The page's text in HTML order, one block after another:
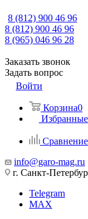
8 (812) 900 46 96
8 (812) 900 46 96
8 (965) 046 96 28
Заказать звонок
Задать вопрос
Войти
Корзина0
info@garo-mag.ru
г. Санкт-
Telegram
MAX